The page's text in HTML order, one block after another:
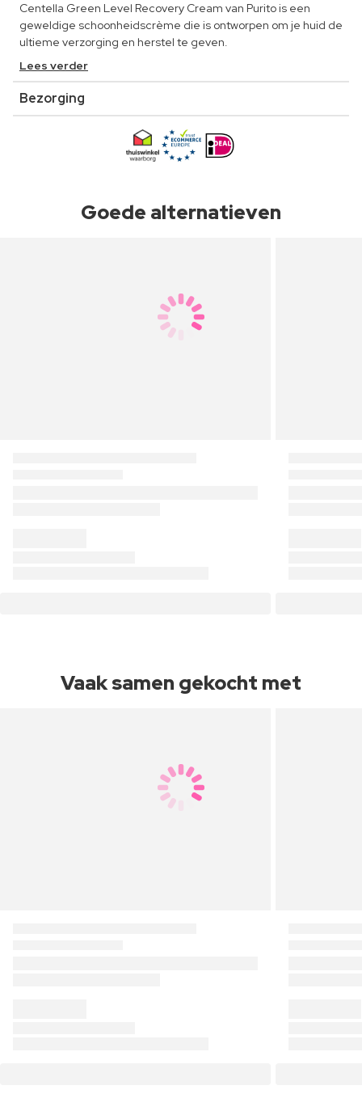
Centella Green Level Recovery Cream van Purito is een
geweldige schoonheidscrème die is ontworpen om je huid de
ultieme verzorging en herstel te geven.
Lees verder
Bezorging
Goede alternatieven
Vaak samen gekocht met